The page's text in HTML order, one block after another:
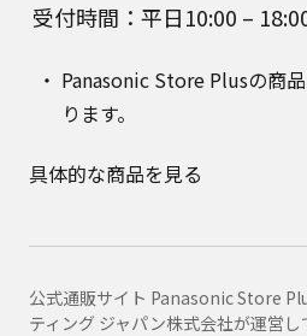
受付時間：平日10:00 –
Panasonic Store Plusの商
ります。
具体的な商品を見る
公式通販サイト Panasonic Store
ティング ジャパン株式会社が運営し